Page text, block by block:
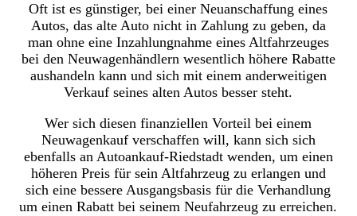
Oft ist es günstiger, bei einer Neuanschaffung eines
Autos, das alte Auto nicht in Zahlung zu geben, da
man ohne eine Inzahlungnahme eines Altfahrzeuges
bei den Neuwagenhändlern wesentlich höhere Rabatte
aushandeln kann und sich mit einem anderweitigen
Verkauf seines alten Autos besser steht.
Wer sich diesen finanziellen Vorteil bei einem
Neuwagenkauf verschaffen will, kann sich sich
ebenfalls an Autoankauf-Riedstadt wenden, um einen
höheren Preis für sein Altfahrzeug zu erlangen und
sich eine bessere Ausgangsbasis für die Verhandlung
um einen Rabatt bei seinem Neufahrzeug zu erreichen.